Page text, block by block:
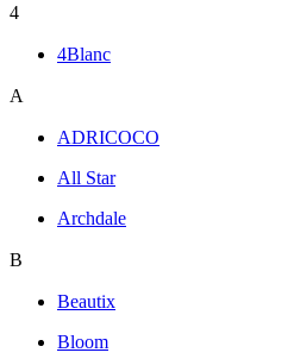
4
4Blanc
A
ADRICOCO
All Star
Archdale
B
Beautix
Bloom